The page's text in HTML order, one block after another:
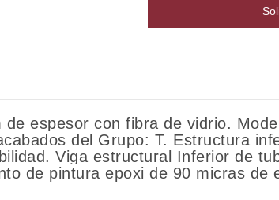
espesor con fibra de vidrio.
del Grupo: T. Estructura
Viga estructural Inferior de
de pintura epoxi de 90 micras de